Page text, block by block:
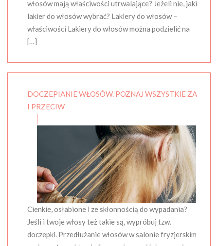
włosów mają właściwości utrwalające? Jeżeli nie, jaki
lakier do włosów wybrać? Lakiery do włosów –
właściwości Lakiery do włosów można podzielić na
[…]
DOCZEPIANIE WŁOSÓW. POZNAJ WSZYSTKIE ZA
I PRZECIW
Cienkie, osłabione i ze skłonnością do wypadania?
Jeśli i twoje włosy też takie są, wypróbuj tzw.
doczepki. Przedłużanie włosów w salonie fryzjerskim